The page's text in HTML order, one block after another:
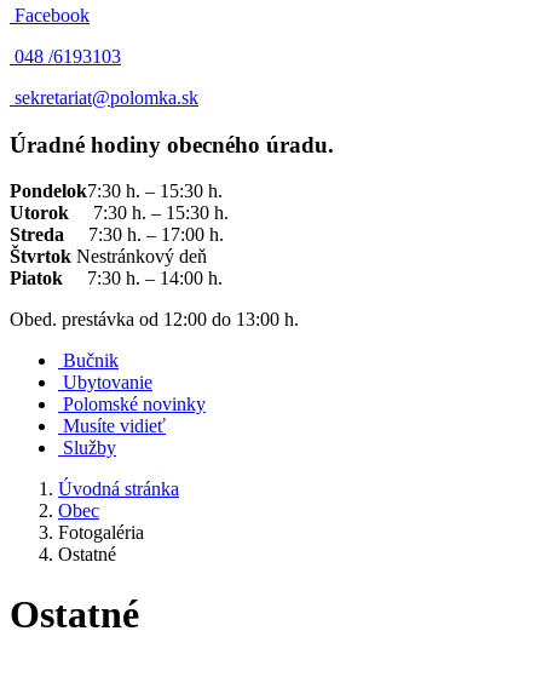
Facebook
048 /6193103
sekretariat@polomka.sk
Úradné hodiny obecného úradu.
Pondelok7:30 h. – 15:30 h.
Utorok 7:30 h. – 15:30 h.
Streda 7:30 h. – 17:00 h.
Štvrtok Nestránkový deň
Piatok
7:30 h. – 14:00 h.
Obed. prestávka od 12:00 do 13:00 h.
Bučnik
Ubytovanie
Polomské novinky
Musíte vidieť
Služby
Úvodná stránka
Obec
Fotogaléria
Ostatné
Ostatné